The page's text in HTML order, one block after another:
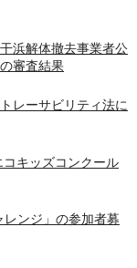
浜解体撤去事業者公
審査結果
レーサビリティ法に
キッズコンクール
ンジ」の参加者募